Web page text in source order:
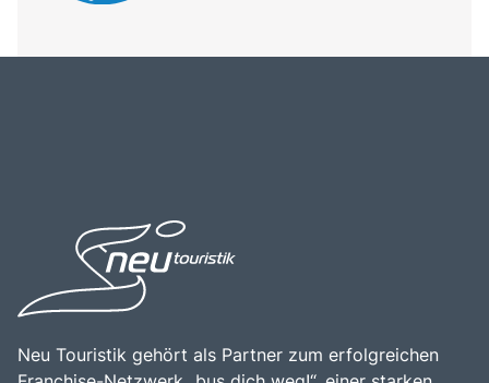
Neu Touristik gehört als Partner zum erfolgreichen